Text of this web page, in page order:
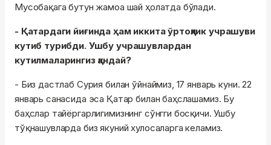
Мусобақага бутун жамоа шай ҳолатда бўлади.
- Қатардаги йиғинда ҳам иккита ўртоқлик учрашуви
кутиб турибди. Ушбу учрашувлардан
кутилмаларингиз қандай?
- Биз дастлаб Сурия билан ўйнаймиз, 17 январь куни. 22
январь санасида эса Қатар билан баҳслашамиз. Бу
баҳслар тайёргарлигимизнинг сўнгги босқичи. Ушбу
тўқнашувларда биз якуний хулосаларга келамиз.